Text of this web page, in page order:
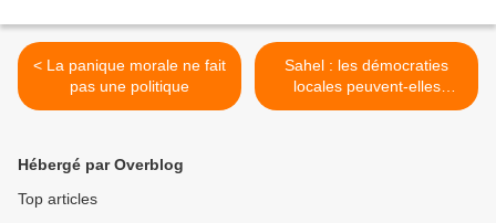
< La panique morale ne fait
pas une politique
Sahel : les démocraties
locales peuvent-elles
résister à la crise
Hébergé par Overblog
Top articles